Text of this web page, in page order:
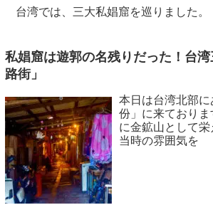
台湾では、三大私娼窟を巡りました。
私娼窟は遊郭の名残りだった！台
路街」
本日は台湾北部
份」に来ており
に金鉱山として
当時の雰囲気を